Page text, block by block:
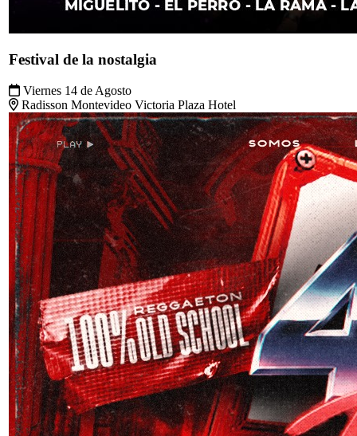
Festival de la nostalgia
Viernes 14 de Agosto
Radisson Montevideo Victoria Plaza Hotel